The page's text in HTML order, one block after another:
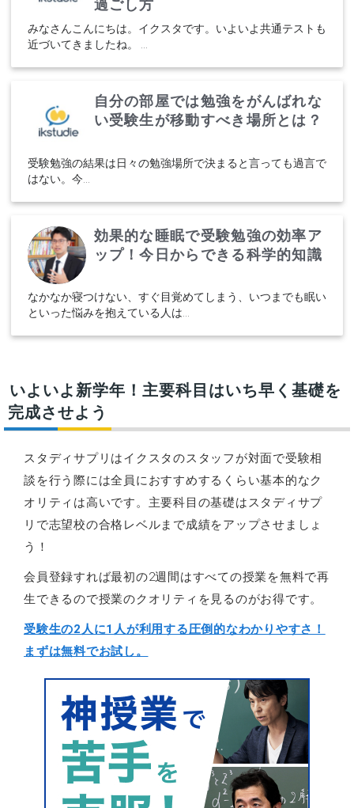
過ごし方
みなさんこんにちは。イクスタです。いよいよ共通テストも
近づいてきましたね。 ...
自分の部屋では勉強をがんばれな
い受験生が移動すべき場所とは？
受験勉強の結果は日々の勉強場所で決まると言っても過言で
はない。今...
効果的な睡眠で受験勉強の効率ア
ップ！今日からできる科学的知識
なかなか寝つけない、すぐ目覚めてしまう、いつまでも眠い
といった悩みを抱えている人は...
いよいよ新学年！主要科目はいち早く基礎を
完成させよう
スタディサプリはイクスタのスタッフが対面で受験相
談を行う際には全員におすすめするくらい基本的なク
オリティは高いです。主要科目の基礎はスタディサプ
リで志望校の合格レベルまで成績をアップさせましょ
う！
会員登録すれば最初の2週間はすべての授業を無料で再
生できるので授業のクオリティを見るのがお得です。
受験生の2人に1人が利用する圧倒的なわかりやすさ！
まずは無料でお試し。